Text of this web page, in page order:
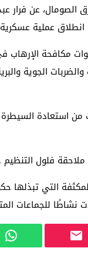
عن فرار
انطلاق عملية
مكافحة الإرهاب
الجوية
فلول التنظيم
التي تبذلها
للجماعات